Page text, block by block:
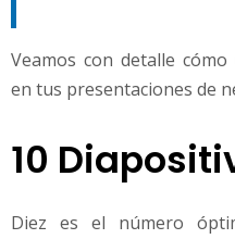
Veamos con detalle
en tus presentaciones de
10
Diez es el número